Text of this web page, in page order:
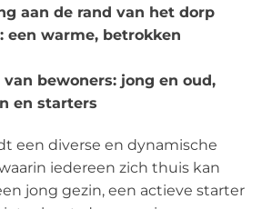
aan de rand van het dorp
een warme, betrokken
bewoners: jong en oud,
en starters
een diverse en dynamische
iedereen zich thuis kan
jong gezin, een actieve starter